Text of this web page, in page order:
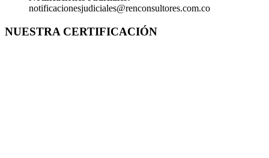
notificacionesjudiciales@renconsultores.com.co
NUESTRA CERTIFICACIÓN